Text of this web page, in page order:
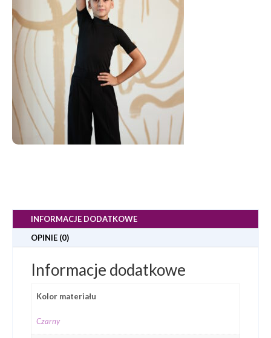
INFORMACJE DODATKOWE
OPINIE (0)
Informacje dodatkowe
Kolor materiału
Czarny